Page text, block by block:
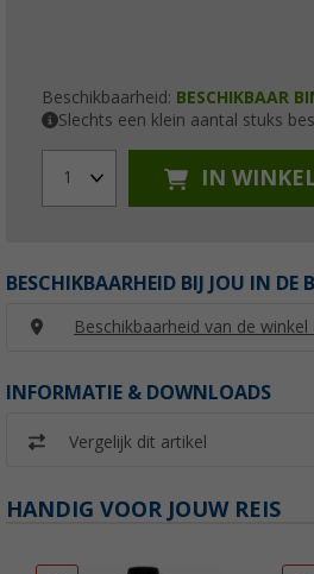
Beschikbaarheid: BESCHIKBAAR
Slechts een klein aantal stuks
1 IN
BESCHIKBAARHEID BIJ JOU IN DE
Beschikbaarheid van de
INFORMATIE & DOWNLOADS
Vergelijk dit artikel
HANDIG VOOR JOUW REIS